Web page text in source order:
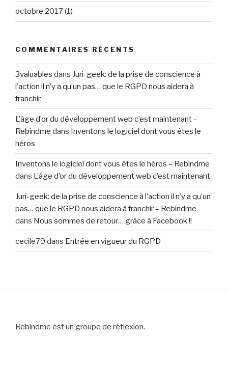
octobre 2017(1)
COMMENTAIRES RÉCENTS
3valuables dans Juri-geek: de la prise de conscience à
l’action il n’y a qu’un pas… que le RGPD nous aidera à
franchir
L’âge d’or du développement web c’est maintenant –
Rebindme dans Inventons le logiciel dont vous êtes le
héros
Inventons le logiciel dont vous êtes le héros – Rebindme
dans L’âge d’or du développement web c’est maintenant
Juri-geek: de la prise de conscience à l’action il n’y a qu’un
pas… que le RGPD nous aidera à franchir – Rebindme
dans Nous sommes de retour… grâce à Facebook !!
cecile79 dans Entrée en vigueur du RGPD
Rebindme est un groupe de réflexion.